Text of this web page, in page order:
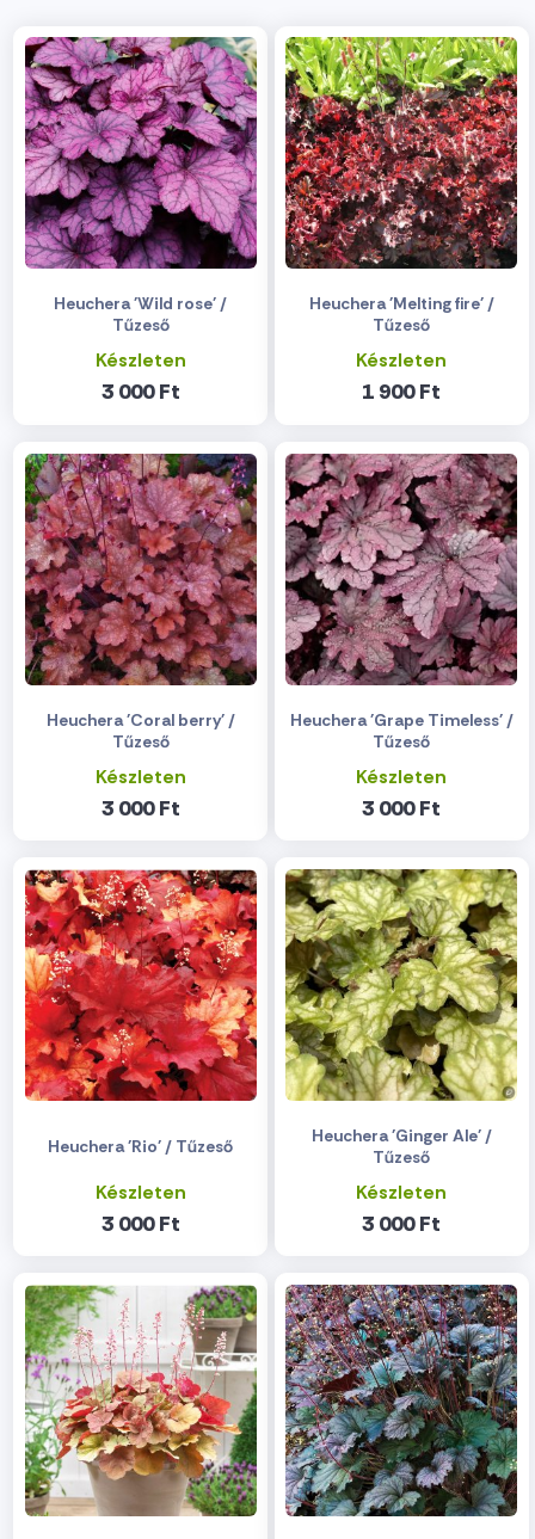
Heuchera 'Wild rose' /
Tűzeső
Készleten
3 000 Ft
Heuchera 'Melting fire' /
Tűzeső
Készleten
1 900 Ft
Heuchera 'Coral berry' /
Tűzeső
Készleten
3 000 Ft
Heuchera 'Grape Timeless' /
Tűzeső
Készleten
3 000 Ft
Heuchera 'Rio' / Tűzeső
Készleten
3 000 Ft
Heuchera 'Ginger Ale' /
Tűzeső
Készleten
3 000 Ft